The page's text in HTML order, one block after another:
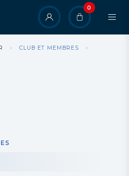
User
account
0
CLUB ET MEMBRES